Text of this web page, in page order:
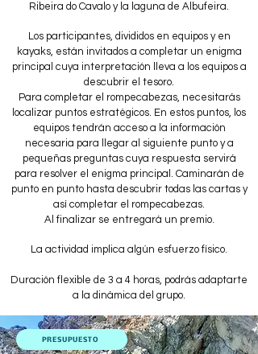
Ribeira do Cavalo y la laguna de Albufeira.
Los participantes, divididos en equipos y en
kayaks, están invitados a completar un enigma
principal cuya interpretación lleva a los equipos a
descubrir el tesoro.
Para completar el rompecabezas, necesitarás
localizar puntos estratégicos. En estos puntos, los
equipos tendrán acceso a la información
necesaria para llegar al siguiente punto y a
pequeñas preguntas cuya respuesta servirá
para resolver el enigma principal. Caminarán de
punto en punto hasta descubrir todas las cartas y
así completar el rompecabezas.
Al finalizar se entregará un premio.
La actividad implica algún esfuerzo físico.
Duración flexible de 3 a 4 horas, podrás adaptarte
a la dinámica del grupo.
PRESUPUESTO